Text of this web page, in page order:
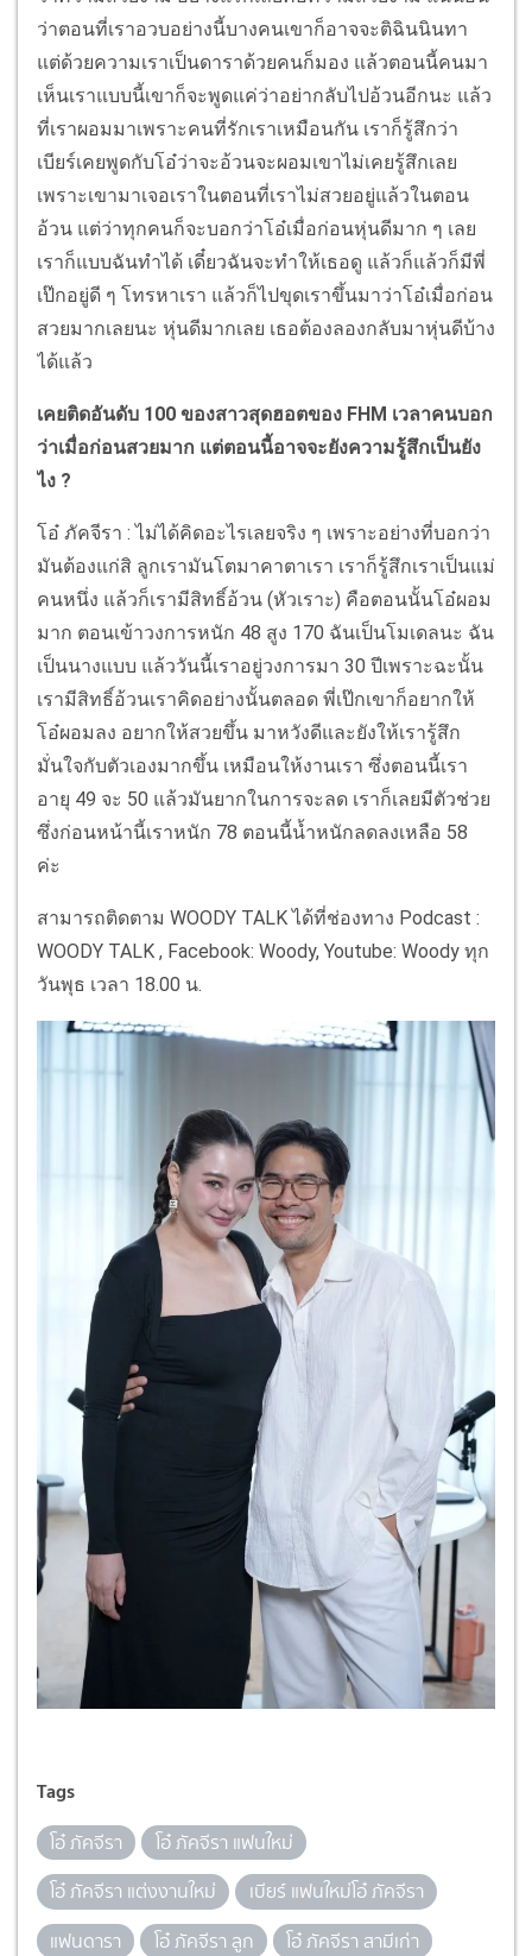
ว่าตอนที่เราอวบอย่างนี้บางคนเขาก็อาจจะติฉินนินทา
แต่ด้วยความเราเป็นดาราด้วยคนก็มอง แล้วตอนนี้คนมา
เห็นเราแบบนี้เขาก็จะพูดแค่ว่าอย่ากลับไปอ้วนอีกนะ แล้ว
ที่เราผอมมาเพราะคนที่รักเราเหมือนกัน เราก็รู้สึกว่า
เบียร์เคยพูดกับโอ๋ว่าจะอ้วนจะผอมเขาไม่เคยรู้สึกเลย
เพราะเขามาเจอเราในตอนที่เราไม่สวยอยู่แล้วในตอน
อ้วน แต่ว่าทุกคนก็จะบอกว่าโอ๋เมื่อก่อนหุ่นดีมาก ๆ เลย
เราก็แบบฉันทำได้ เดี๋ยวฉันจะทำให้เธอดู แล้วก็แล้วก็มีพี่
เป๊กอยู่ดี ๆ โทรหาเรา แล้วก็ไปขุดเราขึ้นมาว่าโอ๋เมื่อก่อน
สวยมากเลยนะ หุ่นดีมากเลย เธอต้องลองกลับมาหุ่นดีบ้าง
ได้แล้ว
เคยติดอันดับ 100 ของสาวสุดฮอตของ FHM เวลาคนบอก
ว่าเมื่อก่อนสวยมาก แต่ตอนนี้อาจจะยังความรู้สึกเป็นยัง
ไง ?
โอ๋ ภัคจีรา : ไม่ได้คิดอะไรเลยจริง ๆ เพราะอย่างที่บอกว่า
มันต้องแก่สิ ลูกเรามันโตมาคาตาเรา เราก็รู้สึกเราเป็นแม่
คนหนึ่ง แล้วก็เรามีสิทธิ์อ้วน (หัวเราะ) คือตอนนั้นโอ๋ผอม
มาก ตอนเข้าวงการหนัก 48 สูง 170 ฉันเป็นโมเดลนะ ฉัน
เป็นนางแบบ แล้ววันนี้เราอยู่วงการมา 30 ปีเพราะฉะนั้น
เรามีสิทธิ์อ้วนเราคิดอย่างนั้นตลอด พี่เป๊กเขาก็อยากให้
โอ๋ผอมลง อยากให้สวยขึ้น มาหวังดีและยังให้เรารู้สึก
มั่นใจกับตัวเองมากขึ้น เหมือนให้งานเรา ซึ่งตอนนี้เรา
อายุ 49 จะ 50 แล้วมันยากในการจะลด เราก็เลยมีตัวช่วย
ซึ่งก่อนหน้านี้เราหนัก 78 ตอนนี้น้ำหนักลดลงเหลือ 58
ค่ะ
สามารถติดตาม WOODY TALK ได้ที่ช่องทาง Podcast :
WOODY TALK , Facebook: Woody, Youtube: Woody ทุก
วันพุธ เวลา 18.00 น.
Tags
โอ๋ ภัคจีรา
โอ๋ ภัคจีรา แฟนใหม่
โอ๋ ภัคจีรา แต่งงานใหม่
เบียร์ แฟนใหม่โอ๋ ภัคจีรา
แฟนดารา
โอ๋ ภัคจีรา ลูก
โอ๋ ภัคจีรา สามีเก่า